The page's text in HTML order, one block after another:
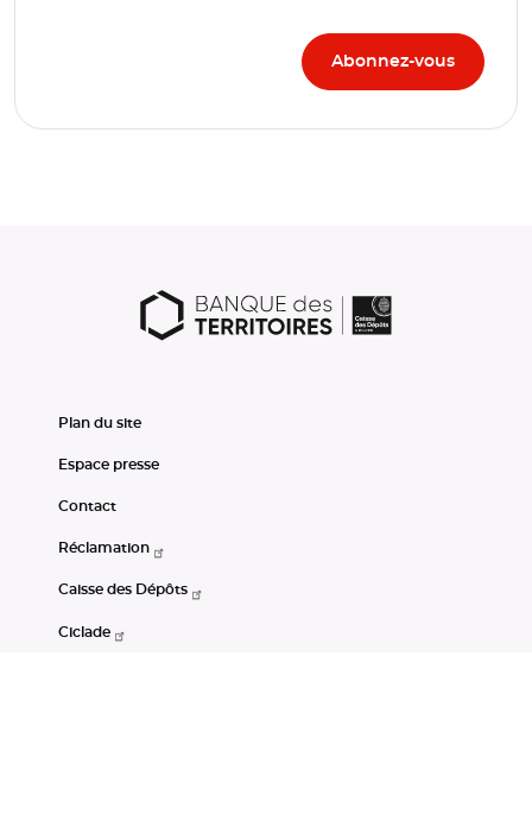
Plan du site
Espace presse
Contact
Réclamation
Caisse des Dépôts
Ciclade